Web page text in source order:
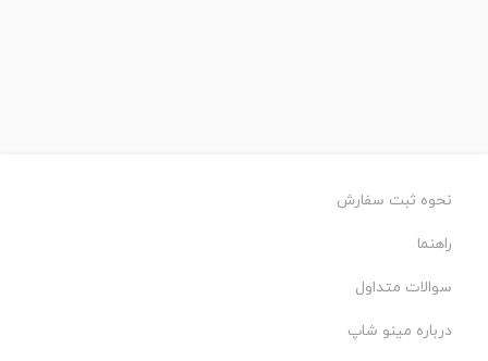
نحوه ثبت سفارش
راهنما
سوالات متداول
درباره مینو شاپ